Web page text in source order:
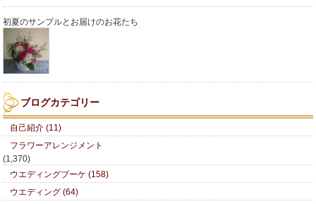
初夏のサンプルとお届けのお花たち
ブログカテゴリー
自己紹介 (11)
フラワーアレンジメント
(1,370)
ウエディングブーケ (158)
ウエディング (64)